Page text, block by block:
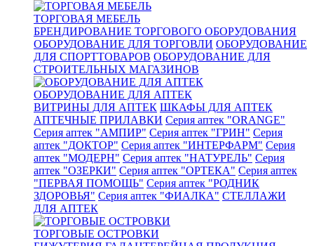
ТОРГОВАЯ МЕБЕЛЬ
БРЕНДИРОВАНИЕ ТОРГОВОГО ОБОРУДОВАНИЯ
ОБОРУДОВАНИЕ ДЛЯ ТОРГОВЛИ ОБОРУДОВАНИЕ
ДЛЯ СПОРТТОВАРОВ ОБОРУДОВАНИЕ ДЛЯ
СТРОИТЕЛЬНЫХ МАГАЗИНОВ
ОБОРУДОВАНИЕ ДЛЯ АПТЕК
ВИТРИНЫ ДЛЯ АПТЕК ШКАФЫ ДЛЯ АПТЕК
АПТЕЧНЫЕ ПРИЛАВКИ Серия аптек "ORANGE"
Серия аптек "АМПИР" Серия аптек "ГРИН" Серия
аптек "ДОКТОР" Серия аптек "ИНТЕРФАРМ" Серия
аптек "МОДЕРН" Серия аптек "НАТУРЕЛЬ" Серия
аптек "ОЗЕРКИ" Серия аптек "ОРТЕКА" Серия аптек
"ПЕРВАЯ ПОМОЩЬ" Серия аптек "РОДНИК
ЗДОРОВЬЯ" Серия аптек "ФИАЛКА" СТЕЛЛАЖИ
ДЛЯ АПТЕК
ТОРГОВЫЕ ОСТРОВКИ